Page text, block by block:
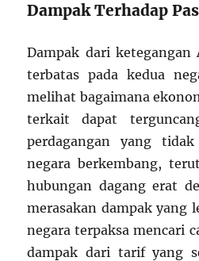
Dampak Terhadap
Dampak dari
terbatas pada kedua
melihat bagaimana
terkait dapat
perdagangan yang
negara berkembang,
hubungan dagang erat
merasakan dampak yang
negara terpaksa mencari
dampak dari tarif yang